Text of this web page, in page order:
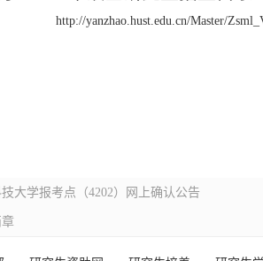
http://yanzhao.hust.edu.cn/Master/
大学报考点（4202）网上确认公告